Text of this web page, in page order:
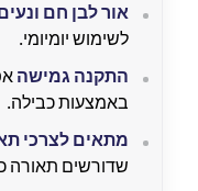
אור לבן חם
לשימוש יומיומי.
התקנה גמישה
באמצעות כבילה.
מתאים לצרכי
שדורשים תאורה